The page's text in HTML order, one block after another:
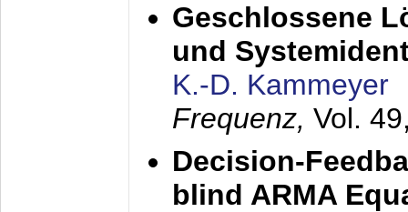
Geschlossene
und
K.-D. Kammeyer
Frequenz, Vol.
Decision-
blind ARMA